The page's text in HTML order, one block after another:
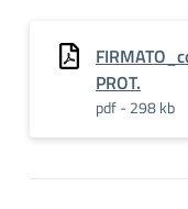
PROT.
pdf - 298 kb